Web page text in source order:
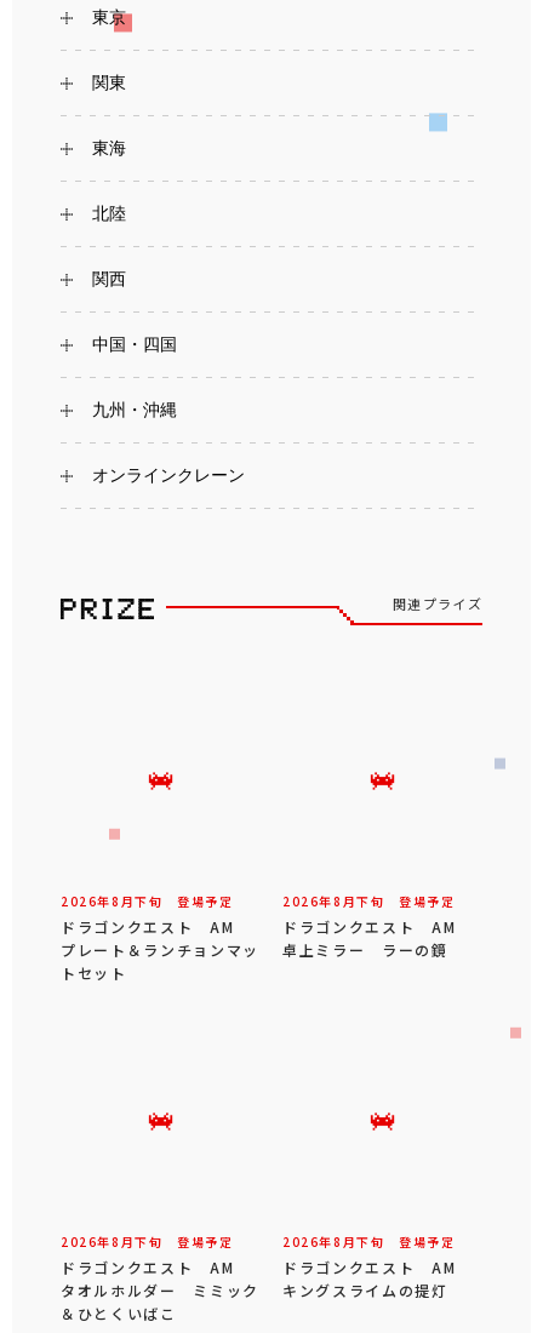
東京
関東
東海
北陸
関西
中国・四国
九州・沖縄
オンラインクレーン
関連プライズ
2026年8 月下旬 登場予定
ドラゴンクエスト AM
プレート＆ランチョンマッ
トセット
2026年8 月下旬 登場予定
ドラゴンクエスト AM
卓上ミラー ラーの鏡
2026年8 月下旬 登場予定
ドラゴンクエスト AM
タオルホルダー ミミック
＆ひとくいばこ
2026年8 月下旬 登場予定
ドラゴンクエスト AM
キングスライムの提灯